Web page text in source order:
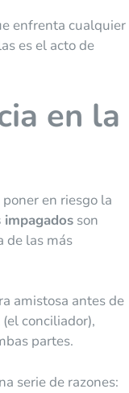
enfrenta cualquier
es el acto de
en la
en riesgo la
son
de las más
amistosa antes de
conciliador),
partes.
serie de razones: